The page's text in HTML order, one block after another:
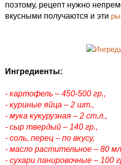
поэтому, рецепт нужно
вкусными получаются и эти
Ингредиенты:
- картофель – 450-500 гр.,
- куриные яйца – 2 шт.,
- мука кукурузная – 2 ст.л.,
- сыр твердый – 140 гр.,
- соль, перец – по вкусу,
- масло растительное – 80
- сухари панировочные – 100